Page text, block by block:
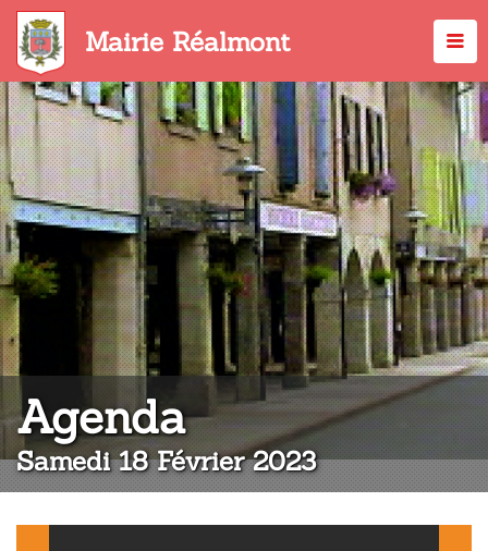
Aller
contenu
principal
Mairie Réalmont
Agenda:
Samedi 18 Février 2023